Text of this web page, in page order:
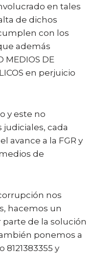
en tales
de dichos
con los
además
MEDIOS DE
en perjuicio
y este no
cada
avance a la FGR y
de
nos
hacemos un
parte de la solución
ponemos a
y